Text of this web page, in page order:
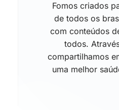
Fomos criados
de todos os
com conteúdos
todos.
compartilhamos
uma melhor